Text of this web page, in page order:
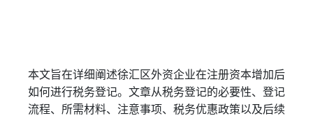
本文旨在详细阐述徐汇区外资企业在注册资本增加后
如何进行税务登记。文章从税务登记的必要性、登记
流程、所需材料、注意事项、税务优惠政策以及后续